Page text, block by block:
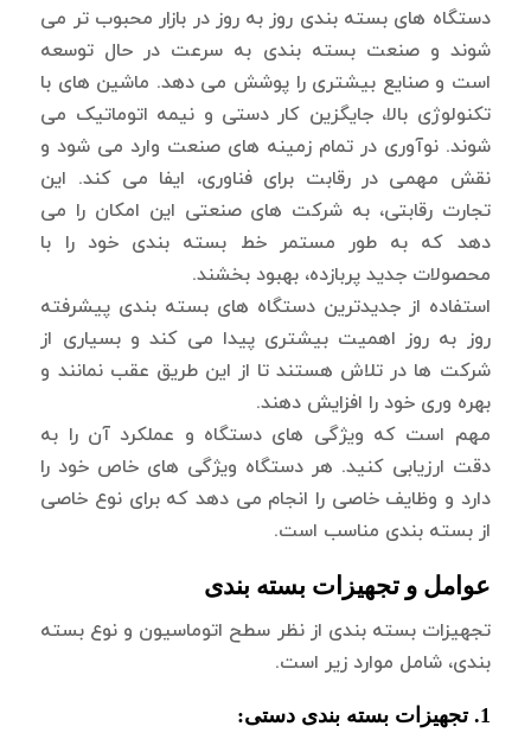
دستگاه های بسته بندی روز به روز در بازار محبوب تر می
شوند و صنعت بسته بندی به سرعت در حال توسعه
است و صنایع بیشتری را پوشش می دهد. ماشین های با
تکنولوژی بالا، جایگزین کار دستی و نیمه اتوماتیک می
شوند. نوآوری در تمام زمینه های صنعت وارد می شود و
نقش مهمی در رقابت برای فناوری، ایفا می کند. این
تجارت رقابتی، به شرکت های صنعتی این امکان را می
دهد که به طور مستمر خط بسته بندی خود را با
محصولات جدید پربازده، بهبود بخشند.
استفاده از جدیدترین دستگاه های بسته بندی پیشرفته
روز به روز اهمیت بیشتری پیدا می کند و بسیاری از
شرکت ها در تلاش هستند تا از این طریق عقب نمانند و
بهره وری خود را افزایش دهند.
مهم است که ویژگی های دستگاه و عملکرد آن را به
دقت ارزیابی کنید. هر دستگاه ویژگی های خاص خود را
دارد و وظایف خاصی را انجام می دهد که برای نوع خاصی
از بسته بندی مناسب است.
عوامل و تجهیزات بسته بندی
تجهیزات بسته بندی از نظر سطح اتوماسیون و نوع بسته
بندی، شامل موارد زیر است.
1. تجهیزات بسته بندی دستی: